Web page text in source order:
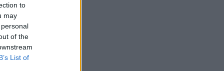
to
may
of the
List of